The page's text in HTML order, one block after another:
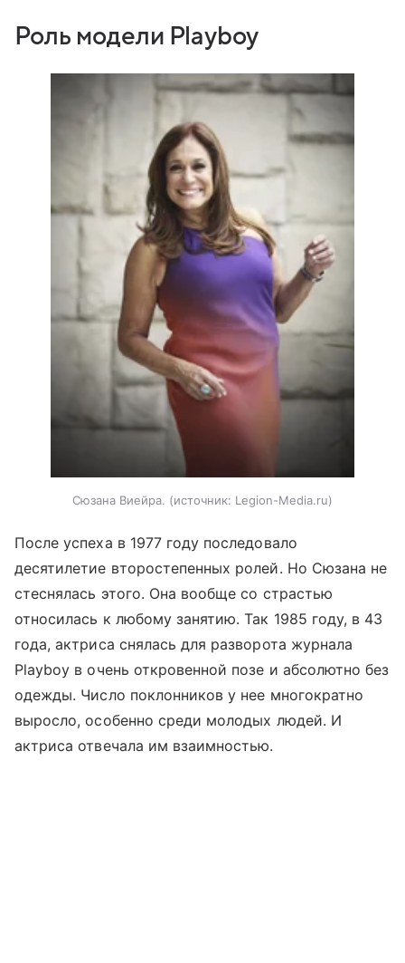
Роль модели Playboy
Сюзана Виейра. источник: Legion-Media.ru
После успеха в 1977 году последовало
десятилетие второстепенных ролей. Но Сюзана не
стеснялась этого. Она вообще со страстью
относилась к любому занятию. Так 1985 году, в 43
года, актриса снялась для разворота журнала
Playboy в очень откровенной позе и абсолютно без
одежды. Число поклонников у нее многократно
выросло, особенно среди молодых людей. И
актриса отвечала им взаимностью.